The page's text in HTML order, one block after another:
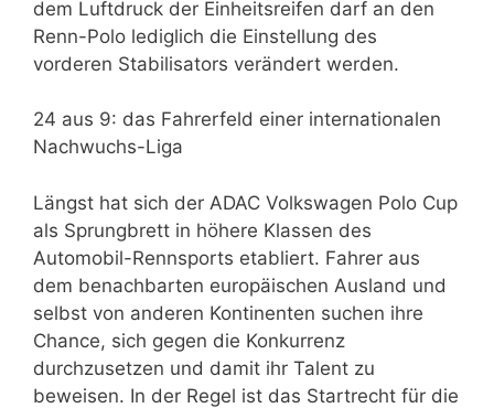
dem Luftdruck der Einheitsreifen darf an den
Renn-Polo lediglich die Einstellung des
vorderen Stabilisators verändert werden.
24 aus 9: das Fahrerfeld einer internationalen
Nachwuchs-Liga
Längst hat sich der ADAC Volkswagen Polo Cup
als Sprungbrett in höhere Klassen des
Automobil-Rennsports etabliert. Fahrer aus
dem benachbarten europäischen Ausland und
selbst von anderen Kontinenten suchen ihre
Chance, sich gegen die Konkurrenz
durchzusetzen und damit ihr Talent zu
beweisen. In der Regel ist das Startrecht für die